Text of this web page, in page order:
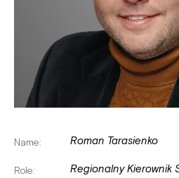
Name: Roman Tarasienko
Role: Regionalny Kierownik